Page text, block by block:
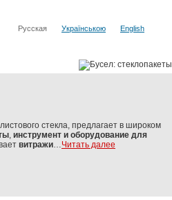
Русская Українською English
стекла, предлагает в широком
, инструмент и оборудование для
витражи…Читать далее